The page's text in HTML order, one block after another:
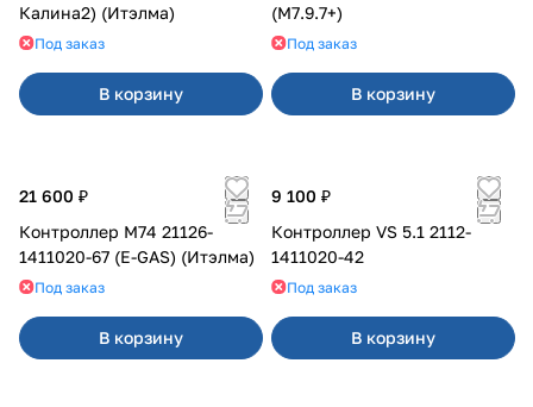
Калина2) (Итэлма)
Под заказ
В корзину
(M7.9.7+)
Под заказ
В корзину
21 600 ₽
Контроллер М74 21126-
1411020-67 (E-GAS) (Итэлма)
Под заказ
В корзину
9 100 ₽
Контроллер VS 5.1 2112-
1411020-42
Под заказ
В корзину